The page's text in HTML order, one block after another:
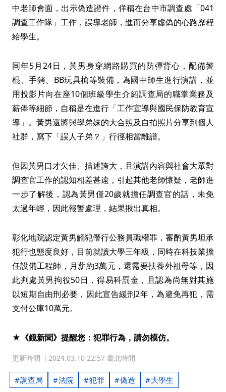
中老師會面，出示偽造證件，佯稱在台中市調查處「041
調查工作隊」工作，誤導老師，進而分享虛偽的心路歷程
給學生。
同年5月24日，黃男身穿網路購買的防彈背心，配備警
棍、手銬、BB玩具槍等裝備，為國中師生進行演講，並
用投影片向在座10個班級學生介紹調查局的職掌業務及
薪俸等細節，自稱是在進行「工作宣導與國民保防教育宣
導」。黃男還將與學弟妹的大合照及自拍照片分享到個人
社群，寫下「誤人子弟？」行徑相當離譜。
但因黃男口才欠佳、描述誇大，且演講內容與社會大眾對
調查官工作的認知相差甚遠，引起其他老師懷疑，老師進
一步了解後，認為黃男僅20歲就擔任調查官的話，未免
太過年輕，因此報警處理，結果揪出真相。
彰化地院認定黃男觸犯僭行公務員職權罪，審酌黃男坦承
犯行也態度良好，目前就讀大學三年級，同時在科技業擔
任設備工程師，月薪約3萬元，還需要扶養外祖母等，因
此判處黃男拘役50日，得易科罰金，且認為尚無對其施
以短期自由刑必要，因此宣告緩刑2年，為避免再犯，需
支付公庫10萬元。
★《鏡新聞》提醒您：犯罪行為，請勿模仿。
更新時間 2024.03.10 22:57 臺北時間
調查局 法院 犯罪 偽造 大學生